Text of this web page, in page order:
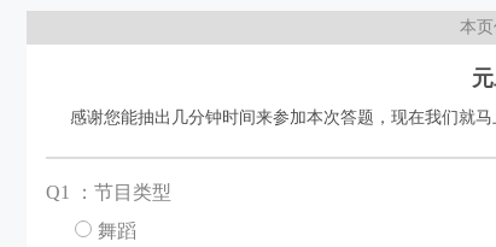
本
感谢您能抽出几分钟时间来参加本次答题，现在我们就马
Q1 ：节目类型
舞蹈